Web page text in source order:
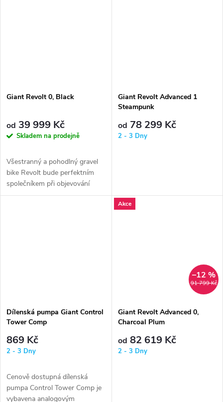
Giant Revolt 0, Black
od 39 999 Kč
Skladem na prodejně
Všestranný a pohodlný gravel
bike Revolt bude perfektním
společníkem při objevování
silnic a cest, o kterých jste...
Giant Revolt Advanced 1
Steampunk
od 78 299 Kč
2 - 3 Dny
Dílenská pumpa Giant Control
Tower Comp
869 Kč
2 - 3 Dny
Cenově dostupná dílenská
pumpa Control Tower Comp je
vybavena analogovým
Akce
91 799 Kč
–12 %
Giant Revolt Advanced 0,
Charcoal Plum
od 82 619 Kč
2 - 3 Dny